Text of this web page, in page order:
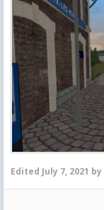
Edited July 7, 2021